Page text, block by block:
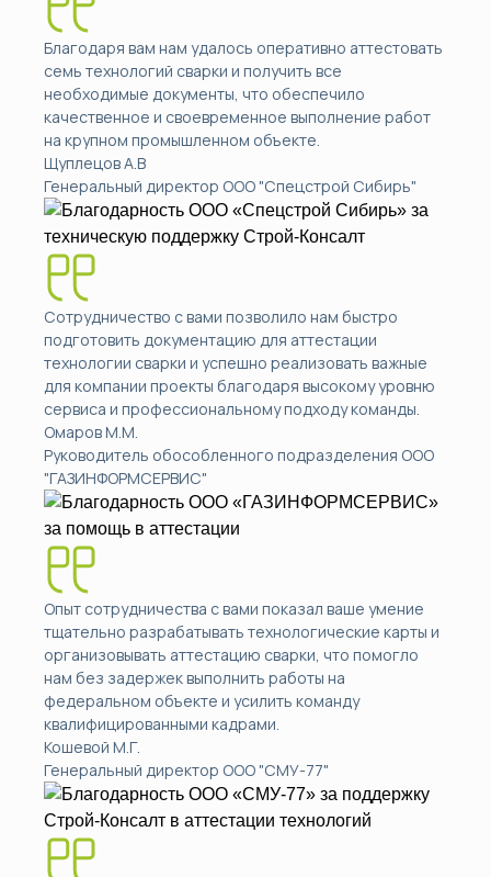
Благодаря вам нам удалось оперативно аттестовать
семь технологий сварки и получить все
необходимые документы, что обеспечило
качественное и своевременное выполнение работ
на крупном промышленном объекте.
Щуплецов А.В
Генеральный директор ООО "Спецстрой Сибирь"
Сотрудничество с вами позволило нам быстро
подготовить документацию для аттестации
технологии сварки и успешно реализовать важные
для компании проекты благодаря высокому уровню
сервиса и профессиональному подходу команды.
Омаров М.М.
Руководитель обособленного подразделения ООО
"ГАЗИНФОРМСЕРВИС"
Опыт сотрудничества с вами показал ваше умение
тщательно разрабатывать технологические карты и
организовывать аттестацию сварки, что помогло
нам без задержек выполнить работы на
федеральном объекте и усилить команду
квалифицированными кадрами.
Кошевой М.Г.
Генеральный директор ООО "СМУ-77"